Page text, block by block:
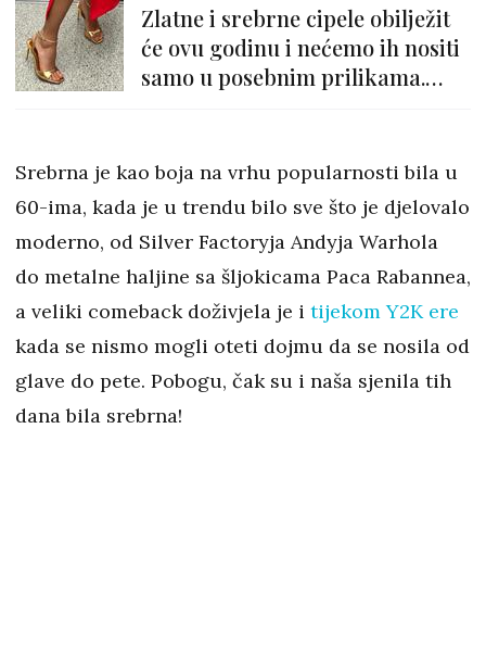
Zlatne i srebrne cipele obilježit
će ovu godinu i nećemo ih nositi
samo u posebnim prilikama.
Srebrna je kao boja na vrhu popularnosti bila u
60-ima, kada je u trendu bilo sve što je djelovalo
moderno, od Silver Factoryja Andyja Warhola
do metalne haljine sa šljokicama Paca Rabannea,
a veliki comeback doživjela je i tijekom Y2K ere
kada se nismo mogli oteti dojmu da se nosila od
glave do pete. Pobogu, čak su i naša sjenila tih
dana bila srebrna!